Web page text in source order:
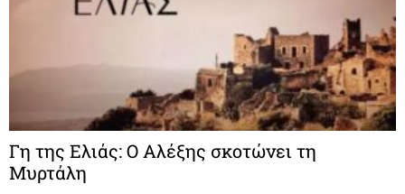
Γη της Ελιάς: Ο Αλέξης σκοτώνει τη
Μυρτάλη